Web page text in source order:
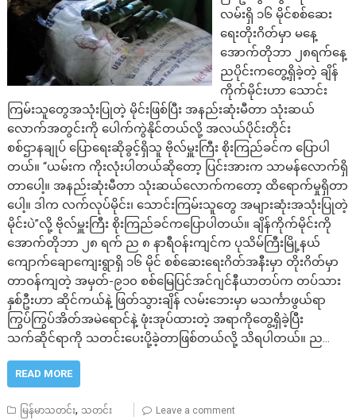
လမ်းရှိ ၁၆ မိုင်စစ်ဆေး
ရေးတိုးဂိတ်မှာ မနေ့
အောက်တိုဘာ ၂၈ရက်နေ့
ညပိုင်းကတွေ့ရှိခဲ့တဲ့ ချိန်
ကိုက်မိုင်းဟာ သောင်း
ကြမ်းသူတွေအသုံးပြုတဲ့ မိုင်းဖြစ်ပြီး အနည်းဆုံးမီတာ သုံးဆယ်
လောက်အတွင်းကို ပေါက်ကွဲနိုင်တယ်လို့ အလယ်ပိုင်းတိုင်း
စစ်ဌာနချုပ် ပြောရေးဆိုခွင့်ရှိသူ ဗိုလ်မှူးကြီး စိုးကြည်ခင်က ပြောပါ
တယ်။ “ယမ်းက ကိုးလုံးပါတယ်ဆိုတော့ ပြင်းအားက သာမန်လောက်ရှိ
တာပေါ့။ အနည်းဆုံးမီတာ သုံးဆယ်လောက်ကတော့ ထိရောက်မှုရှိတာ
ပေါ့။ ဒါက လက်လုပ်မိုင်း၊ သောင်းကြမ်းသူတွေ အများဆုံးအသုံးပြုတဲ့
မိုင်းပဲ”လို့ ဗိုလ်မှူးကြီး စိုးကြည်ခင်ကပြောပါတယ်။ ချိန်ကိုက်မိုင်းကို
အောက်တိုဘာ ၂၈ ရက် ည ၈ နာရီဝန်းကျင်က ပုသိမ်ကြီးမြို့နယ်
ကျောက်ချောကျေးရွာရှိ ၁၆ မိုင် စစ်ဆေးရေးဂိတ်အနီးမှာ တိုးဂိတ်မှာ
တာဝန်ကျတဲ့ အမှတ်-၉၁၀ စစ်မြေပြင်အင်ဂျင်နီယာတပ်က တပ်သား
နှစ်ဦးဟာ ဆိုင်ကယ်နဲ့ ဖြတ်သွားချိန် လမ်းဘေးမှာ မသင်္ကာဖွယ်ရာ
ကြွပ်ကြွပ်အိတ်အမဲရောင်နဲ့ ဖုံးအုပ်ထားတဲ့ အရာကိုတွေ့ရှိခဲ့ပြီး
သက်ဆိုင်ရာကို သတင်းပေးပို့ခဲ့တာဖြစ်တယ်လို့ သိရပါတယ်။ ည…
READ MORE
မြန်မာသတင်း, သတင်း Leave a comment